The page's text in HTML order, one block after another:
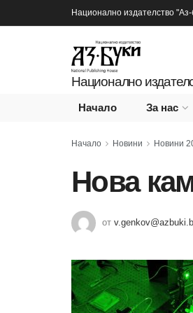
Национално издателство "Аз-
Национално
Начало За нас
Начало Новини Новини
Нова
от